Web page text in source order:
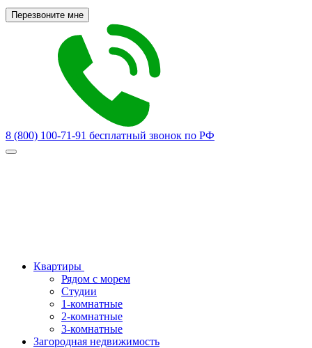
Перезвоните мне
8 (800) 100-71-91 бесплатный звонок по РФ
Квартиры
Рядом с морем
Студии
1-комнатные
2-комнатные
3-комнатные
Загородная недвижимость